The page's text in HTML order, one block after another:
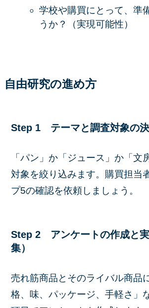
学校や購買にとって、準
うか？（実現可能性）
自由研究の進め方
Step 1 テーマと調査対象の決
「パン」か「ジュース」か「文
対象を絞り込み ます。購買担当
プ5の確認を依頼しましょう。
Step 2 アンケートの作成と
集）
売れ筋商品とそのライバル商品
格、味、パッケージ、手軽さ」